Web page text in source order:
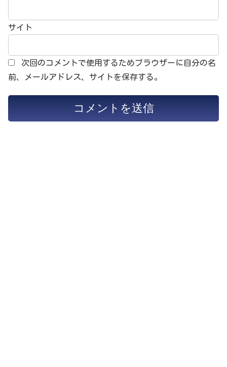
サイト
次回のコメントで使用するためブラウザーに自分の名
前、メールアドレス、サイトを保存する。